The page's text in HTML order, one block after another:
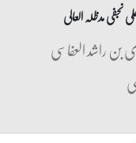
نجفی مدظلہ العالی
بن راشد العفاسی